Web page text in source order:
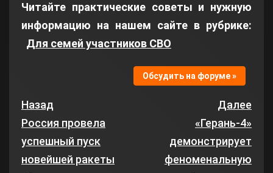
Читайте практические советы и нужную
информацию на нашем сайте в рубрике:
Для семей участников СВО
Обсудить на форуме »
Назад
Россия провела
успешный пуск
новейшей ракеты
Далее
«Герань‑4»
демонстрирует
феноменальную